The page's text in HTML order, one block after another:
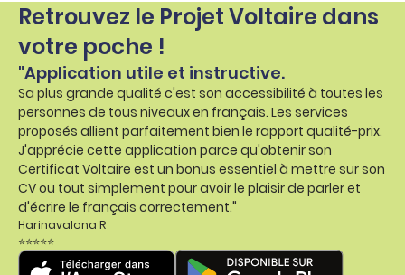
Retrouvez le Projet Voltaire dans
votre poche !
"Application utile et instructive.
Sa plus grande qualité c'est son accessibilité à toutes les
personnes de tous niveaux en français. Les services
proposés allient parfaitement bien le rapport qualité-prix.
J'apprécie cette application parce qu'obtenir son
Certificat Voltaire est un bonus essentiel à mettre sur son
CV ou tout simplement pour avoir le plaisir de parler et
d'écrire le français correctement."
Harinavalona R
⭐⭐⭐⭐⭐